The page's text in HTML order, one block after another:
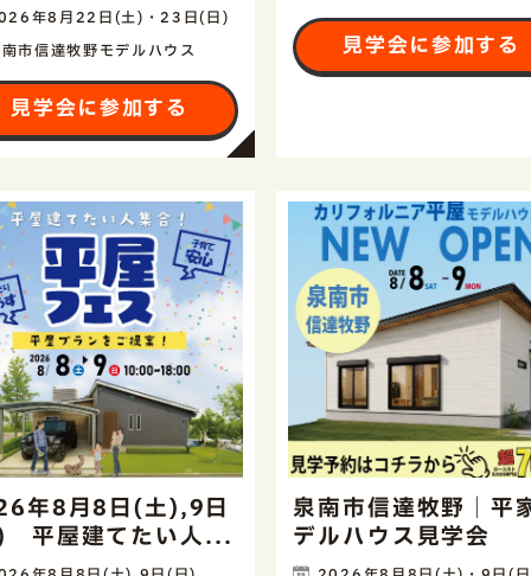
年8月22日(土)・23日(日)
市信達牧野モデルハウス
見学会に参加する
見学会に参加する
年8月8日(土),9日
平屋建てたい人...
泉南市信達牧野｜平
デルハウス見学会